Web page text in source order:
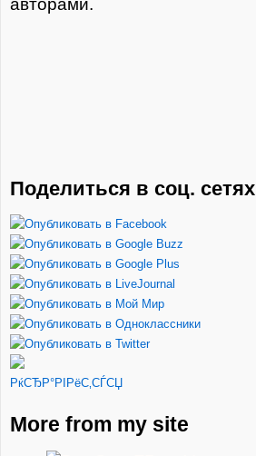
авторами.
Поделиться в соц. сетях
РќСЂР°РІРёС‚СЃСЏ
More from my site